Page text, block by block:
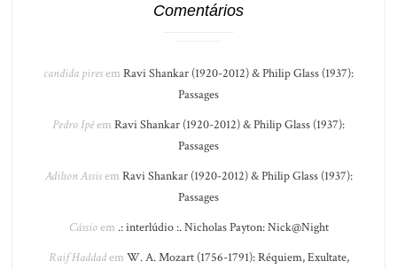
Comentários
candida piresem Ravi Shankar (1920-2012) & Philip Glass (1937):
Passages
Pedro Ipêem Ravi Shankar (1920-2012) & Philip Glass (1937):
Passages
Adilson Assisem Ravi Shankar (1920-2012) & Philip Glass (1937):
Passages
Cássioem .: interlúdio :. Nicholas Payton: Nick@Night
Raif Haddadem W. A. Mozart (1756-1791): Réquiem, Exultate,